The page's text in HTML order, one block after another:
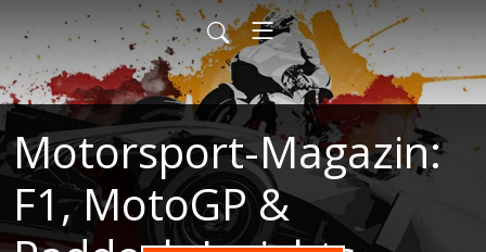
Motorsport-Magazin:
F1, MotoGP &